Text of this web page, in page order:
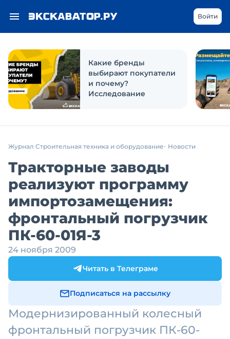
Войти
Какие бренды
выбирают покупатели
и почему?
Исследование
Журнал Строительная техника и оборудование Новости
Тракторные заводы
реализуют программу
импортозамещения:
фронтальный погрузчик
ПК-60-01Я-3
24 ноября 2009
Читать в Телеграме
Подписаться на рассылку
Модернизированный колесный
фронтальный погрузчик ПК-60-